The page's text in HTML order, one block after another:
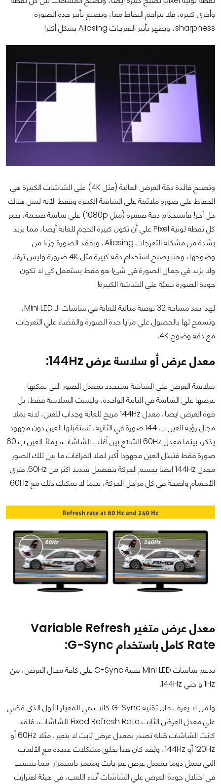
وأخري كبيرة، فلا تتزاحم النقاط معا، ويضيع تأثير حدة الصورة
sharpness، ويظهر تأثير التعرجات Aliasing بشكل أكثر!
وتصبح فائدة دقة العرض العالية (مثل 4K) علي الشاشات الكبيرة هي
الحفاظ علي صورة ملائمة علي الشاشة الكبيرة وفقط. لأنه ليس هناك
حل آخر! فاستخدام دقة صغيرة (مثل 1080p) علي شاشة ضخمة، يجبر
كل نقطة لونية Pixel علي أن تكون كبيرة الحجم للغاية أيضا، مما يزيد
بشدة من مشكلة التعرجات Aliasing، ويفقد الصورة جزءا من
وضوحها، وهنا يصبح استخدام دقة كبيرة مثل 4K ضرورة وليس ترفا.
ولا يزيد في جمال الصورة في شئ! هو فقط يستعمل كي لا تكون
جودة الصورة سيئة علي الشاشة الكبيرة!
لهذا تعد مساحة 32 بوصة مثالية للغاية في شاشات الـ Mini LED،
وتسمح لها بالحصول علي مزايا حدة الصورة والقضاء علي التعرجات
مع دقة وضوج 4K.
معدل عرض أو سلاسة عرض 144Hz:
سلاسة العرض علي الشاشة ستتحدد بمعدل الصور التي يمكنها
عرضها علي الشاشة في الثانية الواحدة، وليست السلاسة فقط، بل
قوة العرض ايضا، معدل 144Hz مريح للغاية وجذاب للعين، لانه يملا
مجال رؤية العين ب 144 صورة في الثانية، تستقبلها العين دون مجهود
يذكر، بينما معدل 60Hz الشائع بين أغلب الشاشات، يملأ العين ب 60
صورة فقط فتبذل العين مجهودا أكبر لملا الفراغات ما بين تلك الصور.
معدل 144Hz ايضا يجسم الحركة بتفصيل شديد اكثر من 60Hz. فتري
الأجسام واضحة في كل مراحل الحركة، بينما لا يمكنك ذلك مع 60Hz.
معدل عرض متغير Variable Refresh
Rate كامل باستخدام G-Sync:
تدعم شاشات Mini LED تقنية G-Sync علي كافة مجال العرض، من
1Hz و حتي 144Hz.
ولمن لا يعرف فان تقنية G-Sync كانت هي المعيار الأول الذي قضي
علي معدل العرض الثابت Fixed Refresh Rate للشاشات، فلقد
كانت الشاشات قبله تصدر بمعدل عرض ثابت لا يتغير، مثلا 60Hz أو
120Hz أو 144Hz، ولقد كان هذا يخلق مشكلات عديدة مع الألعاب
التي تعمل دوما بمعدل عرض غير ثابت ومتغير باستمرار. مما يتسبب
في اختلال جودة العرض علي الشاشات أثناء اللعب، في هيئة اهتزازت